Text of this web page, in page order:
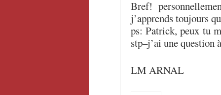
Bref!
j’apprends toujours
ps: Patrick, peux tu
stp–j’ai une question
LM ARNAL